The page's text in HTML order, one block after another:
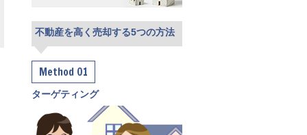
不動産を高く売却する5つの方法
Method 01
ターゲティング